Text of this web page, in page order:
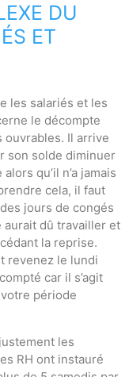
DU
ET
les salariés et les
le décompte
ouvrables. Il arrive
son solde diminuer
qu’il n’a jamais
cela, il faut
jours de congés
aurait dû travailler et
la reprise.
revenez le lundi
car il s’agit
période
les
RH ont instauré